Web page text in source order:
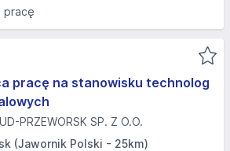
pracę
pracę na stanowisku technolog
PRZEWORSK SP. Z O.O.
(Jawornik Polski - 25km)